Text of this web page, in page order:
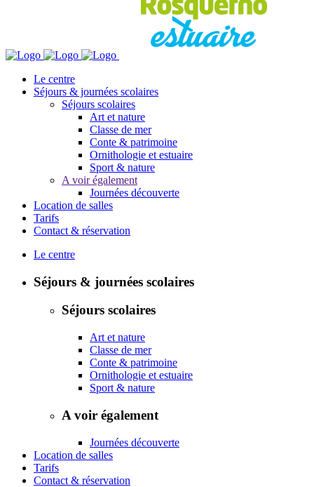
Le centre
Séjours & journées scolaires
Séjours scolaires
Art et nature
Classe de mer
Conte & patrimoine
Ornithologie et estuaire
Sport & nature
A voir également
Journées découverte
Location de salles
Tarifs
Contact & réservation
Le centre
Séjours & journées scolaires
Séjours scolaires
Art et nature
Classe de mer
Conte & patrimoine
Ornithologie et estuaire
Sport & nature
A voir également
Journées découverte
Location de salles
Tarifs
Contact & réservation